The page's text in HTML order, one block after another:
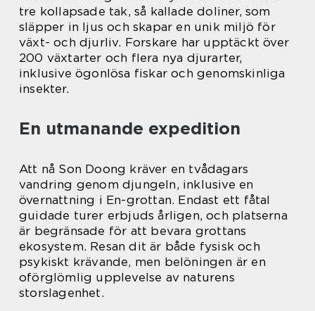
tre kollapsade tak, så kallade doliner, som
släpper in ljus och skapar en unik miljö för
växt- och djurliv. Forskare har upptäckt över
200 växtarter och flera nya djurarter,
inklusive ögonlösa fiskar och genomskinliga
insekter.
En utmanande expedition
Att nå Son Doong kräver en tvådagars
vandring genom djungeln, inklusive en
övernattning i En-grottan. Endast ett fåtal
guidade turer erbjuds årligen, och platserna
är begränsade för att bevara grottans
ekosystem. Resan dit är både fysisk och
psykiskt krävande, men belöningen är en
oförglömlig upplevelse av naturens
storslagenhet.